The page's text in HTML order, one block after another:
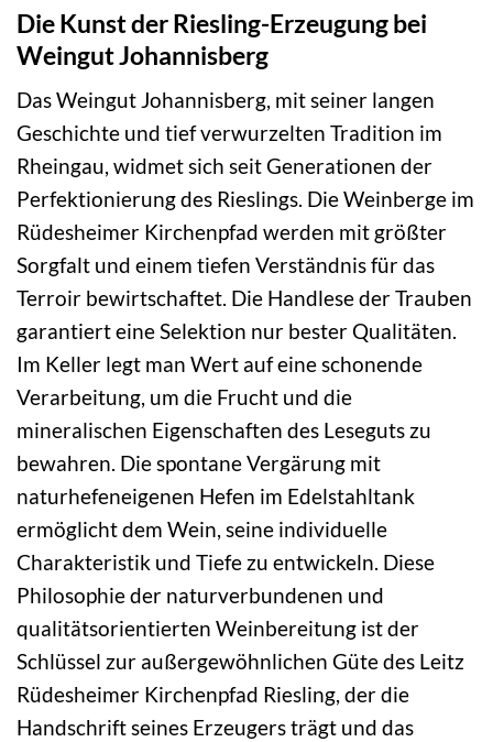
Die Kunst der Riesling-Erzeugung bei
Weingut Johannisberg
Das Weingut Johannisberg, mit seiner langen
Geschichte und tief verwurzelten Tradition im
Rheingau, widmet sich seit Generationen der
Perfektionierung des Rieslings. Die Weinberge im
Rüdesheimer Kirchenpfad werden mit größter
Sorgfalt und einem tiefen Verständnis für das
Terroir bewirtschaftet. Die Handlese der Trauben
garantiert eine Selektion nur bester Qualitäten.
Im Keller legt man Wert auf eine schonende
Verarbeitung, um die Frucht und die
mineralischen Eigenschaften des Leseguts zu
bewahren. Die spontane Vergärung mit
naturhefeneigenen Hefen im Edelstahltank
ermöglicht dem Wein, seine individuelle
Charakteristik und Tiefe zu entwickeln. Diese
Philosophie der naturverbundenen und
qualitätsorientierten Weinbereitung ist der
Schlüssel zur außergewöhnlichen Güte des Leitz
Rüdesheimer Kirchenpfad Riesling, der die
Handschrift seines Erzeugers trägt und das